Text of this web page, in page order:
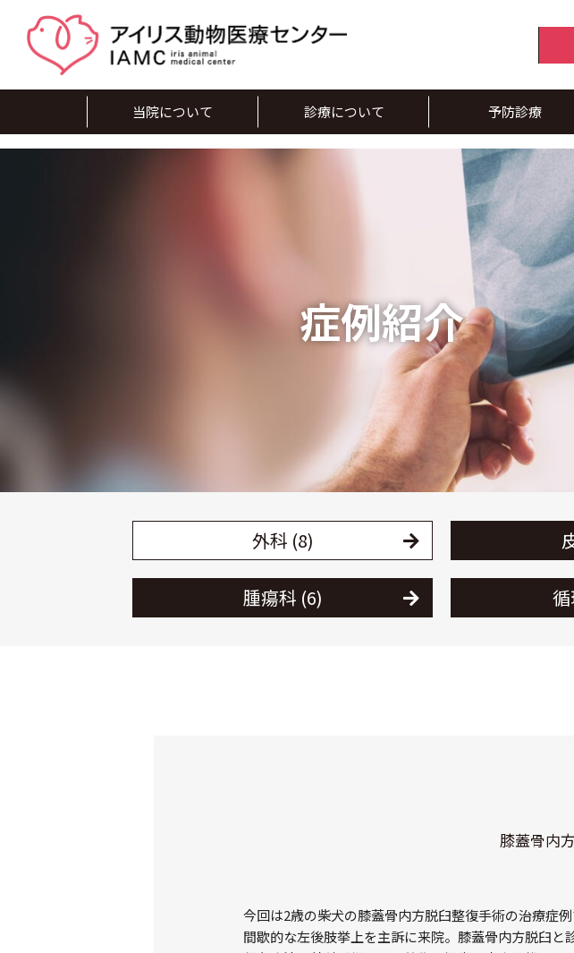
当院について 診療について 予防診療
症例紹介
外科 (8)
腫瘍科 (6)
膝蓋骨内
今回は2歳の柴犬の膝蓋骨内方脱臼整復手術の治療症例
間歇的な左後肢挙上を主訴に来院。膝蓋骨内方脱臼と